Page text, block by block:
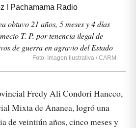
obtuvo 21 años, 5 meses y 4 días
T. P. por tenencia ilegal de
de guerra en agravio del Estado
Foto: Imagen Ilustrativa / CARM
Fredy Ali Condori Hancco,
Mixta de Ananea, logró una
de veintiún años, cinco meses y